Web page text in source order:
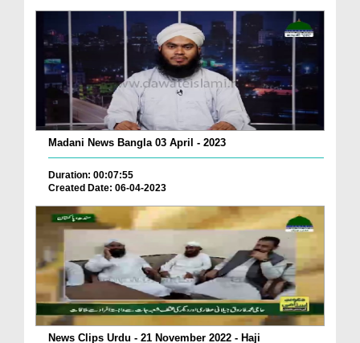
Madani News Bangla 03 April - 2023
Duration: 00:07:55
Created Date: 06-04-2023
News Clips Urdu - 21 November 2022 - Haji